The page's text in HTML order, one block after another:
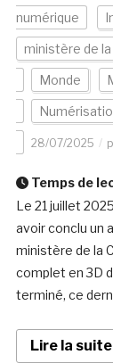
numérique
ministère de
Monde
28/07/2025
Temps de
Le 21 juillet
avoir conclu un
ministère de la
complet en 3D
terminé, ce
Lire la